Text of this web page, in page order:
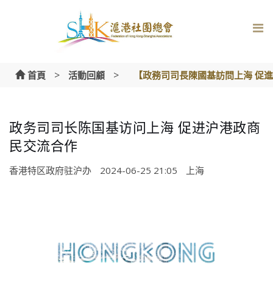
首頁 > 活動回顧 > 【政務司司長陳國基訪問上海 促
政务司司长陈国基访问上海 促进沪港政商
民交流合作
香港特区政府驻沪办 2024-06-25 21:05 上海